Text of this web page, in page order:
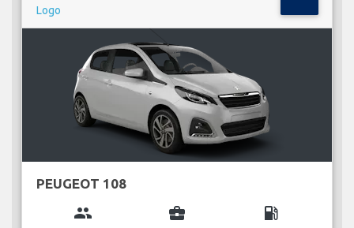
PEUGEOT 108
group business_center local_gas_station